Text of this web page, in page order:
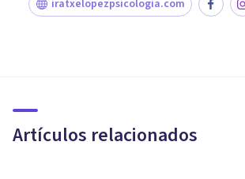
iratxelopezpsicologia.com
Artículos relacionados
emocional: ¿cuáles son?